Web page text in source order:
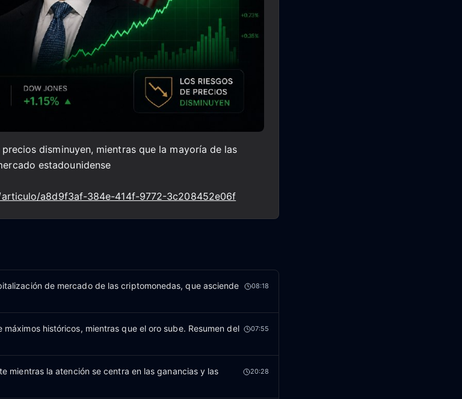
disminuyen, mientras que la mayoría de las
estadounidense
a8d9f3af-384e-414f-9772-3c208452e06f
de mercado de las criptomonedas, que asciende
08:18
históricos, mientras que el oro sube. Resumen del
07:55
mientras la atención se centra en las ganancias y las
20:28